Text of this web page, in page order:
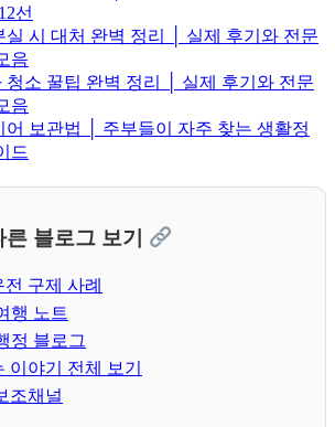
선
실 시 대처 완벽 정리 │ 실제 후기와 전문
음
청소 꿀팁 완벽 정리 │ 실제 후기와 전문
음
어 보관법 │ 주부들이 자주 찾는 생활정
드
블로그 보기
구제 사례
행 노트
정 블로그
이야기 전체 보기
조채널